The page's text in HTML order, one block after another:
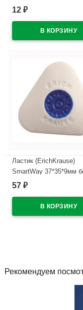
1,0мм черный
12 ₽
Ластик (ErichKrause)
SmartWay 37*35*9мм
треуг. с центр.
57 ₽
Рекомендуем